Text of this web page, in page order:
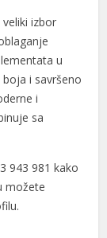
izbor
u
i savršeno
i
sa
943 981 kako
možete